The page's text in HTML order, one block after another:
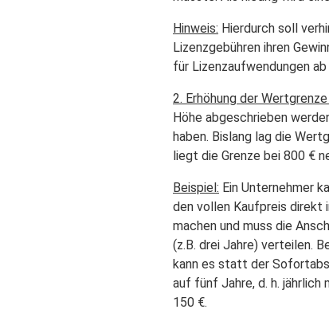
Hinweis: Hierdurch soll
Lizenzgebühren ihren
für Lizenzaufwendungen
2. Erhöhung der Wertgrenze
Höhe abgeschrieben
haben. Bislang lag die
liegt die Grenze bei 800 €
Beispiel: Ein Unternehmer
den vollen Kaufpreis direkt
machen und muss die
(z.B. drei Jahre) verteilen.
kann es statt der
auf fünf Jahre, d. h. jährlich
150 €.